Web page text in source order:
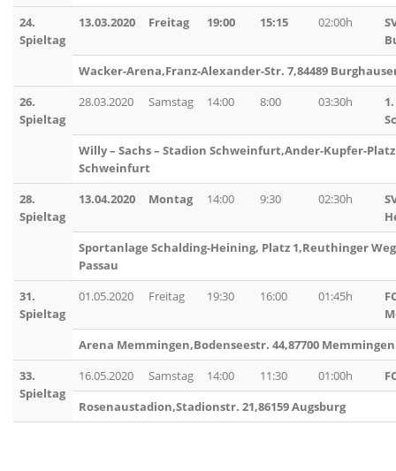
24.
Spieltag
13.03.2020 Freitag 19:00 15:15 02:00h
Wacker-Arena,Franz-Alexander-Str. 7,84489
26.
Spieltag
28.03.2020 Samstag 14:00 8:00 03:30h
Willy – Sachs – Stadion Schweinfurt,Ander-Kupfer-Platz
Schweinfurt
28.
Spieltag
13.04.2020 Montag 14:00 9:30 02:30h
Sportanlage Schalding-Heining, Platz 1,Reuthinger Weg
Passau
31.
Spieltag
01.05.2020 Freitag 19:30 16:00 01:45h
Arena Memmingen,Bodenseestr. 44,87700 Memmingen
33.
Spieltag
16.05.2020 Samstag 14:00 11:30 01:00h
Rosenaustadion,Stadionstr. 21,86159 Augsburg